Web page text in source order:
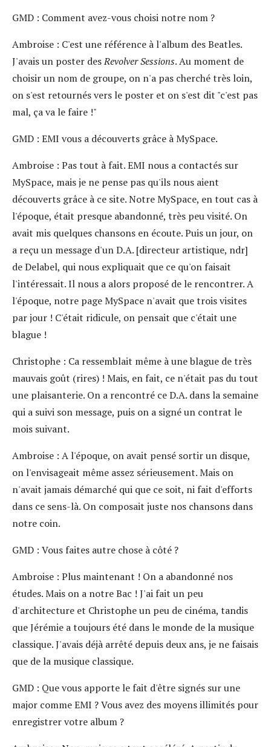
GMD : Comment avez-vous choisi notre nom ?
Ambroise : C'est une référence à l'album des Beatles.
J'avais un poster desRevolver Sessions. Au moment de
choisir un nom de groupe, on n'a pas cherché très loin,
on s'est retournés vers le poster et on s'est dit "c'est pas
mal, ça va le faire !"
GMD : EMI vous a découverts grâce à MySpace.
Ambroise : Pas tout à fait. EMI nous a contactés sur
MySpace, mais je ne pense pas qu'ils nous aient
découverts grâce à ce site. Notre MySpace, en tout cas à
l'époque, était presque abandonné, très peu visité. On
avait mis quelques chansons en écoute. Puis un jour, on
a reçu un message d'un D.A. [directeur artistique, ndr]
de Delabel, qui nous expliquait que ce qu'on faisait
l'intéressait. Il nous a alors proposé de le rencontrer. A
l'époque, notre page MySpace n'avait que trois visites
par jour ! C'était ridicule, on pensait que c'était une
blague !
Christophe : Ca ressemblait même à une blague de très
mauvais goût (rires) ! Mais, en fait, ce n'était pas du tout
une plaisanterie. On a rencontré ce D.A. dans la semaine
qui a suivi son message, puis on a signé un contrat le
mois suivant.
Ambroise : A l'époque, on avait pensé sortir un disque,
on l'envisageait même assez sérieusement. Mais on
n'avait jamais démarché qui que ce soit, ni fait d'efforts
dans ce sens-là. On composait juste nos chansons dans
notre coin.
GMD : Vous faites autre chose à côté ?
Ambroise : Plus maintenant ! On a abandonné nos
études. Mais on a notre Bac ! J'ai fait un peu
d'architecture et Christophe un peu de cinéma, tandis
que Jérémie a toujours été dans le monde de la musique
classique. J'avais déjà arrêté depuis deux ans, je ne faisais
que de la musique classique.
GMD : Que vous apporte le fait d'être signés sur une
major comme EMI ? Vous avez des moyens illimités pour
enregistrer votre album ?